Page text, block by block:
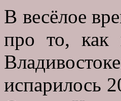
В весёлое
про то, как
испарилось